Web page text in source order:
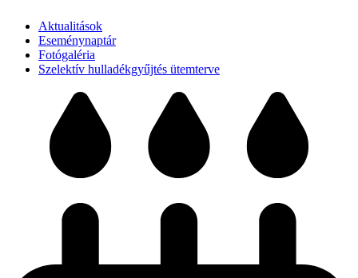
Aktualitások
Eseménynaptár
Fotógaléria
Szelektív hulladékgyűjtés ütemterve